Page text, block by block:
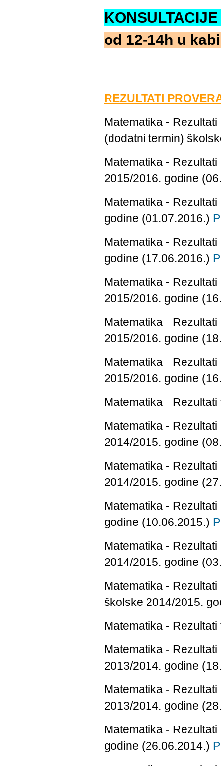
KONSULTACIJE
od 12-14h u
REZULTATI
Matematika -
(dodatni termin)
Matematika -
2015/2016. godine
Matematika -
godine (01.07.2016.)
Matematika -
godine (17.06.2016.)
Matematika -
2015/2016. godine
Matematika -
2015/2016. godine
Matematika -
2015/2016. godine
Matematika -
Matematika -
2014/2015. godine
Matematika -
2014/2015. godine
Matematika -
godine (10.06.2015.)
Matematika -
2014/2015. godine
Matematika -
školske 2014/2015.
Matematika -
Matematika -
2013/2014. godine
Matematika -
2013/2014. godine
Matematika -
godine (26.06.2014.)